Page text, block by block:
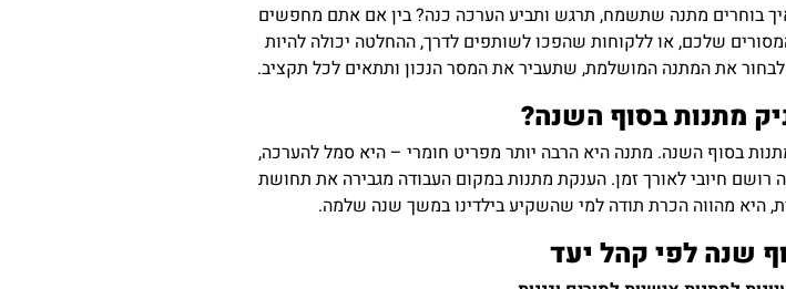
בוחרים מתנה שתשמח, תרגש ותביע הערכה כנה? בין אם אתם מחפשים
שלכם, או ללקוחות שהפכו לשותפים לדרך, ההחלטה יכולה להיות
את המתנה המושלמת, שתעביר את המסר הנכון ותתאים לכל תקציב.
מתנות בסוף השנה?
בסוף השנה. מתנה היא הרבה יותר מפריט חומרי – היא סמל להערכה,
חיובי לאורך זמן. הענקת מתנות במקום העבודה מגבירה את תחושת
היא מהווה הכרת תודה למי שהשקיע בילדינו במשך שנה שלמה.
שנה לפי קהל יעד